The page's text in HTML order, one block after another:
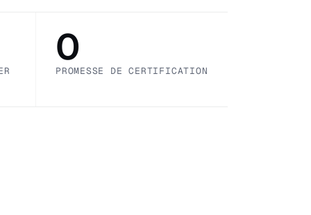
0
PROMESSE DE CERTIFICATION